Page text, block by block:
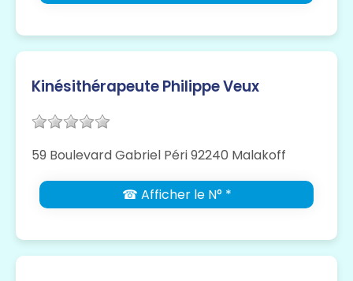
Kinésithérapeute Philippe Veux
59 Boulevard Gabriel Péri 92240 Malakoff
☎ Afficher le N° *